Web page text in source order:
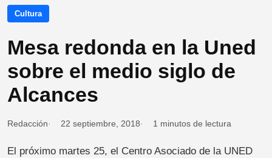
Cultura
Mesa redonda en la Uned
sobre el medio siglo de
Alcances
Redacción 22 septiembre, 2018 1 minutos de lectura
El próximo martes 25, el Centro Asociado de la UNED